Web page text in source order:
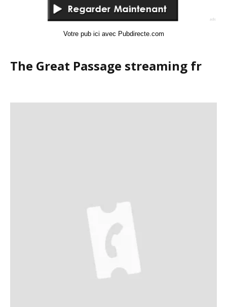
Votre pub ici avec Pubdirecte.com
The Great Passage streaming fr